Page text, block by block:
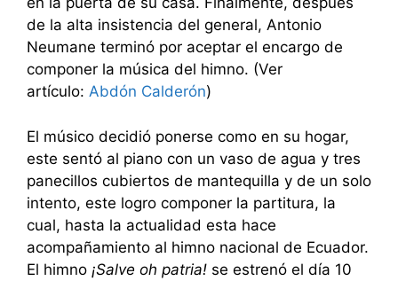
de la alta insistencia del general, Antonio
Neumane terminó por aceptar el encargo de
componer la música del himno. (Ver
artículo: Abdón Calderón)
El músico decidió ponerse como en su hogar,
este sentó al piano con un vaso de agua y tres
panecillos cubiertos de mantequilla y de un solo
intento, este logro componer la partitura, la
cual, hasta la actualidad esta hace
acompañamiento al himno nacional de Ecuador.
El himno ¡Salve oh patria! se estrenó el día 10